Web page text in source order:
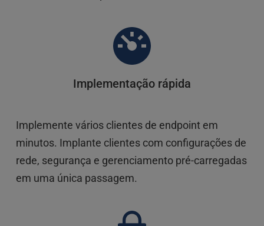
Implementação rápida
Implemente vários clientes de endpoint em
minutos. Implante clientes com configurações de
rede, segurança e gerenciamento pré-carregadas
em uma única passagem.